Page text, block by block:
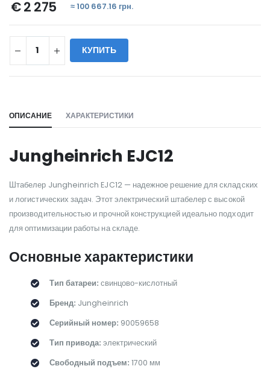
€ 2 275 ≈ 100 667.16 грн.
КУПИТЬ
ОПИСАНИЕ ХАРАКТЕРИСТИКИ
Jungheinrich EJC12
Штабелер Jungheinrich EJC12 — надежное решение для складских
и логистических задач. Этот электрический штабелер с высокой
производительностью и прочной конструкцией идеально подходит
для оптимизации работы на складе.
Основные характеристики
Тип батареи: свинцово-кислотный
Бренд: Jungheinrich
Серийный номер: 90059658
Тип привода: электрический
Свободный подъем: 1700 мм